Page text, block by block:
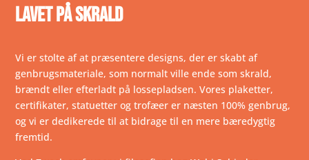
LAVET PÅ SKRALD
Vi er stolte af at præsentere designs, der er skabt af
genbrugsmateriale, som normalt ville ende som skrald,
brændt eller efterladt på lossepladsen. Vores plaketter,
certifikater, statuetter og trofæer er næsten 100% genbrug,
og vi er dedikerede til at bidrage til en mere bæredygtig
fremtid.